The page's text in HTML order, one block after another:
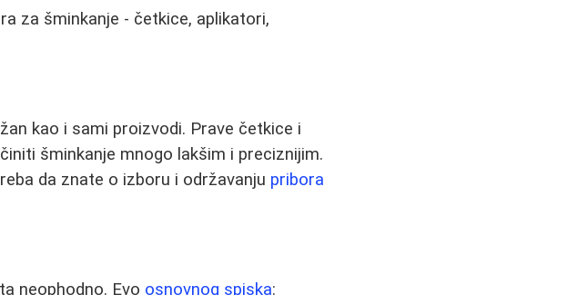
za šminkanje - četkice, aplikatori,
kao i sami proizvodi. Prave četkice i
šminkanje mnogo lakšim i preciznijim.
da znate o izboru i održavanju pribora
neophodno. Evo osnovnog spiska: